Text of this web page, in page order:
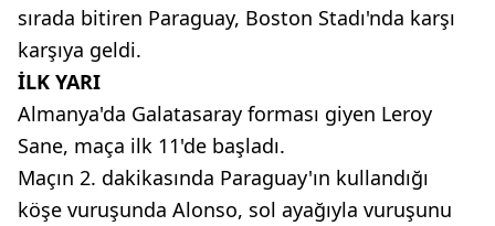
sırada bitiren Paraguay, Boston Stadı'nda karşı
karşıya geldi.
İLK YARI
Almanya'da Galatasaray forması giyen Leroy
Sane, maça ilk 11'de başladı.
Maçın 2. dakikasında Paraguay'ın kullandığı
köşe vuruşunda Alonso, sol ayağıyla vuruşunu